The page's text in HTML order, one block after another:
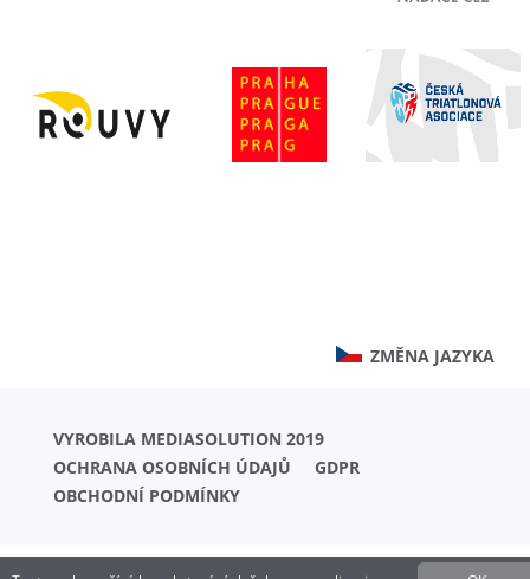
VYROBILA MEDIASOLUTION 2019
OCHRANA OSOBNÍCH ÚDAJŮ
GDPR
OBCHODNÍ PODMÍNKY
ZMĚNA JAZYKA